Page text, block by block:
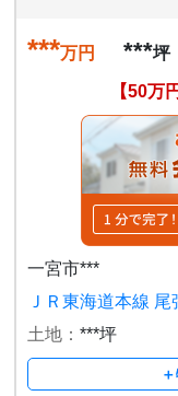
***万円 ***坪
【50万
一宮市***
ＪＲ東海道本線
土地：***坪